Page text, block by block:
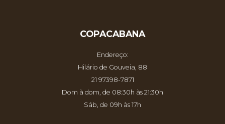
COPACABANA
Endereço:
Hilário de Gouveia, 88
21 97398-7871
Dom à dom, de 08:30h às 21:30h
Sáb, de 09h às 17h